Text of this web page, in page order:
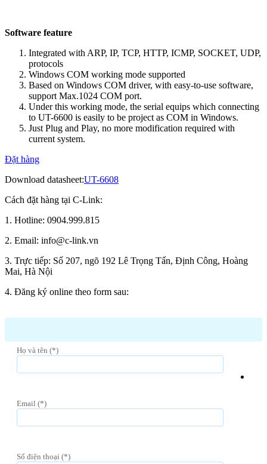
Software feature
Integrated with ARP, IP, TCP, HTTP, ICMP, SOCKET, UDP,
protocols
Windows COM working mode supported
Based on Windows COM driver, with easy-to-use software,
support Max.1024 COM port.
Under this working mode, the serial equips which connecting
to UT-6600 is easily to be project as COM in Windows.
Just Plug and Play, no more modification required with
current system.
Đặt hàng
Download datasheet:UT-6608
Cách đặt hàng tại C-Link:
1. Hotline: 0904.999.815
2. Email: info@c-link.vn
3. Trực tiếp: Số 207, ngõ 192 Lê Trọng Tấn, Định Công, Hoàng
Mai, Hà Nội
4. Đăng ký online theo form sau:
Họ và tên (*)
Email (*)
Số điện thoại (*)